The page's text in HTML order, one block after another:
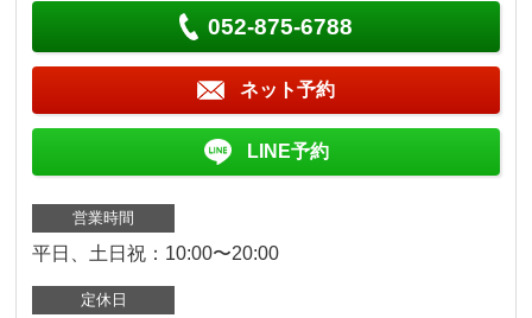
052-875-6788
ネット予約
LINE予約
営業時間
平日、土日祝：10:00〜20:00
定休日